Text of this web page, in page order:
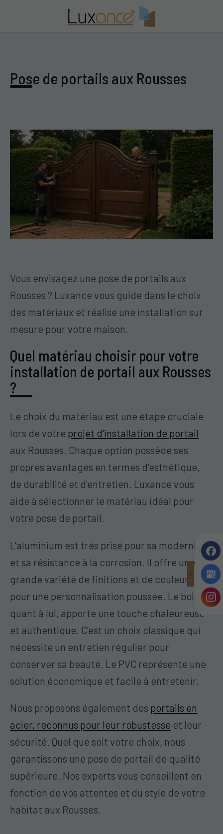
Pose de portails aux Rousses
Vous envisagez une pose de portails aux
Rousses ? Luxance vous guide dans le choix
des matériaux et réalise une installation sur
mesure pour votre maison.
Quel matériau choisir pour votre
installation de portail aux Rousses
?
Le choix du matériau est une étape cruciale
lors de votre projet d'installation de portail
aux Rousses. Chaque option possède ses
propres avantages en termes d'esthétique,
de durabilité et d'entretien. Luxance vous
aide à sélectionner le matériau idéal pour
votre pose de portail.
L'aluminium est très prisé pour sa modernité
et sa résistance à la corrosion. Il offre une
grande variété de finitions et de couleurs
pour une personnalisation poussée. Le bois,
quant à lui, apporte une touche chaleureuse
et authentique. C'est un choix classique qui
nécessite un entretien régulier pour
conserver sa beauté. Le PVC représente une
solution économique et facile à entretenir.
Nous proposons également des portails en
acier, reconnus pour leur robustesse et leur
sécurité. Quel que soit votre choix, nous
garantissons une pose de portail de qualité
supérieure. Nos experts vous conseillent en
fonction de vos attentes et du style de votre
habitat aux Rousses.